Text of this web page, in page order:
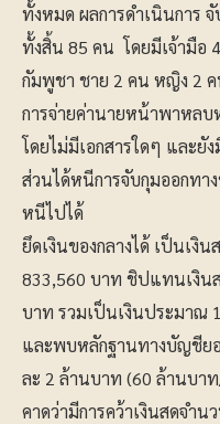
ทั้งหมด ผลการดำเนินการ
ทั้งสิ้น 85 คน โดยมีเจ้ามือ
กัมพูชา ชาย 2 คน หญิง 2 ค
การจ่ายค่านายหน้าพาหลบ
โดยไม่มีเอกสารใดๆ และยั
ส่วนได้หนีการจับกุมออกทา
หนีไปได้
ยึดเงินของกลางได้ เป็นเงิ
833,560 บาท ชิปแทนเงิน
บาท รวมเป็นเงินประมาณ
และพบหลักฐานทางบัญชีย
ละ 2 ล้านบาท (60 ล้านบา
คาดว่ามีการคว้าเงินสดจำ